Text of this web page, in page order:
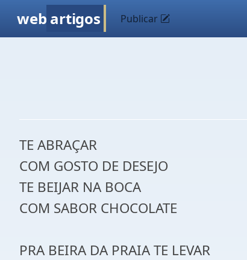
web artigos Publicar
TE ABRAÇAR
COM GOSTO DE DESEJO
TE BEIJAR NA BOCA
COM SABOR CHOCOLATE
PRA BEIRA DA PRAIA TE LEVAR